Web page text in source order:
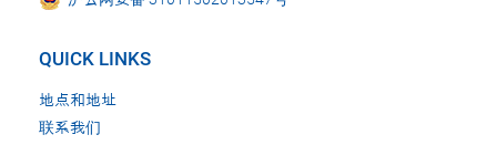
QUICK LINKS
地点和地址
联系我们